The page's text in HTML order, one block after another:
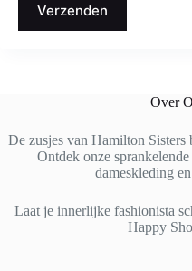
Verzenden
Over
De zusjes van Hamilton
Ontdek onze
dameskleding
Laat je innerlijke fashionista
Happy